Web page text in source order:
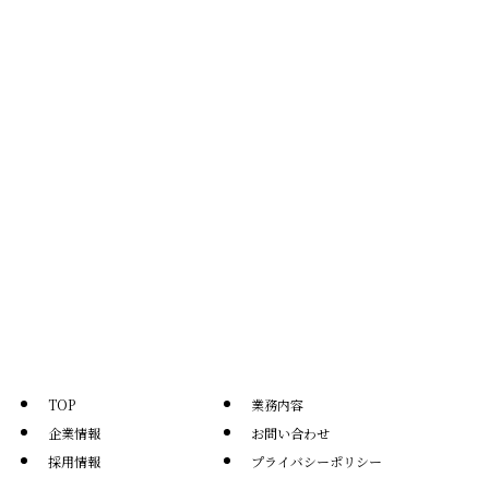
TOP
業務内容
企業情報
お問い合わせ
採用情報
プライバシーポリシー